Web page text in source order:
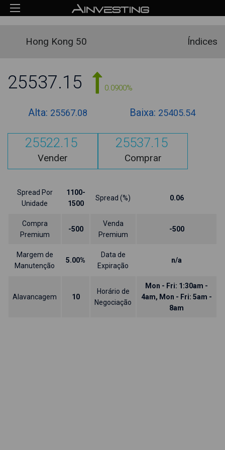
Hong Kong 50 Índices
25537.15 0.0900%
Alta: 25567.08 Baixa: 25405.54
25522.15
Vender
25537.15
Comprar
Spread Por
Unidade
1100-
1500
Spread (%) 0.06
Compra
Premium
-500
Venda
Premium
-500
Margem de
Manutenção
5.00%
Data de
Expiração
n/a
Alavancagem 10
Horário de
Negociação
Mon - Fri: 1:30am -
4am, Mon - Fri: 5am -
8am